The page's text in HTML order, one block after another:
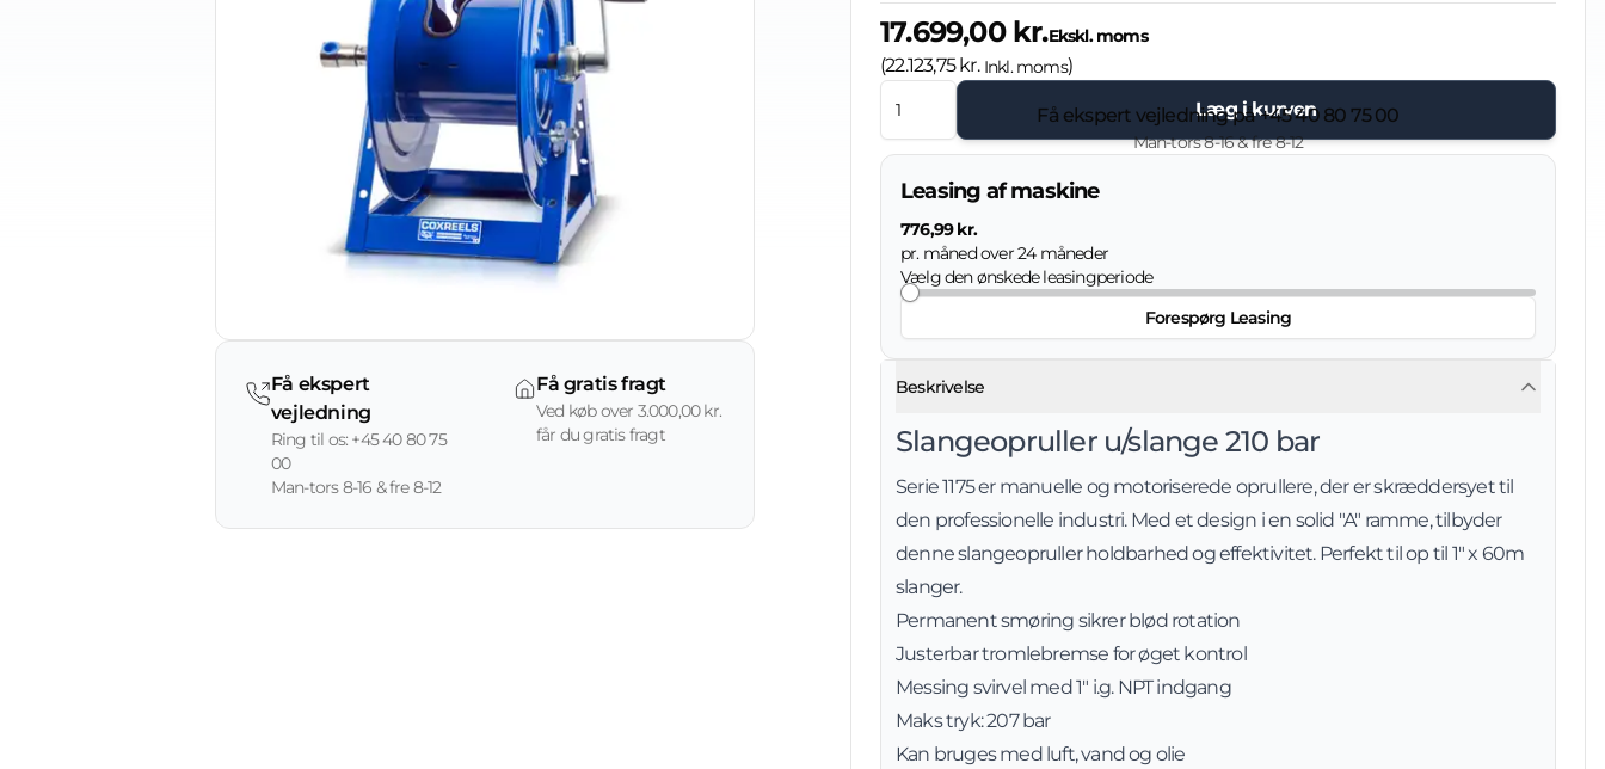
Få ekspert
vejledning
Ring til os: +45 40 80 75
00
Man-tors 8-16 & fre 8-12
Få gratis fragt
Ved køb over 3.000,00 kr.
får du gratis fragt
17.699,00 kr.Ekskl. moms
(22.123,75 kr. Inkl. moms)
Læg i kurven
Få ekspert vejledning på+45 40 80 75 00
Man-tors 8-16 & fre 8-12
Leasing af maskine
776,99 kr.
pr. måned over24måneder
Vælg den ønskede leasingperiode
Forespørg Leasing
Beskrivelse
Slangeopruller u/slange 210 bar
Serie 1175 er manuelle og motoriserede oprullere, der er skræddersyet til
den professionelle industri. Med et design i en solid "A" ramme, tilbyder
denne slangeopruller holdbarhed og effektivitet. Perfekt til op til 1" x 60m
slanger.
Permanent smøring sikrer blød rotation
Justerbar tromlebremse for øget kontrol
Messing svirvel med 1" i.g. NPT indgang
Maks tryk: 207 bar
Kan bruges med luft, vand og olie